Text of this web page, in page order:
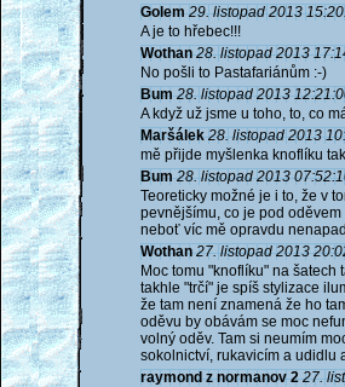
Golem 29. listopad 2013
A je to hřebec!!!
Wothan 28. listopad 2013
No pošli to Pastafariánům :-)
Bum 28. listopad 2013
A když už jsme u toho, to, co
Maršálek 28. listopad 2013
mě přijde myšlenka knoflíku
Bum 28. listopad 2013
Teoreticky možné je i to, že v
pevnějšímu, co je pod
neboť víc mě opravdu
Wothan 27. listopad 2013
Moc tomu "knoflíku" na
takhle "trčí" je spíš stylizace
že tam není znamená že ho
oděvu by obávám se moc
volný oděv. Tam si neumím
sokolnictví, rukavicím a udidlu
raymond z normanov 2 27.